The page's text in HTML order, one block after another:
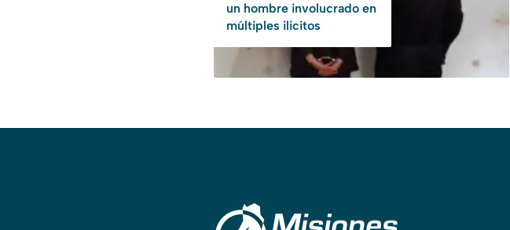
un hombre involucrado en
múltiples ilicitos